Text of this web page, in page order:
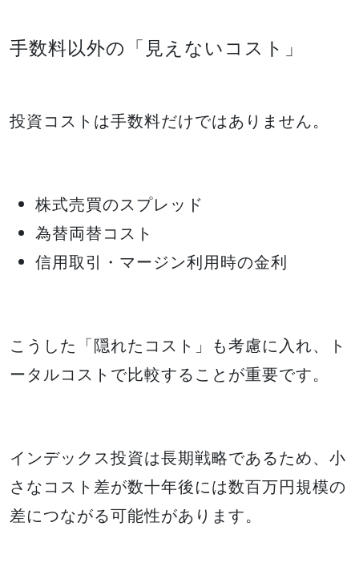
手数料以外の「見えないコスト」
投資コストは手数料だけではありません。
株式売買のスプレッド
為替両替コスト
信用取引・マージン利用時の金利
こうした「隠れたコスト」も考慮に入れ、ト
ータルコストで比較することが重要です。
インデックス投資は長期戦略であるため、小
さなコスト差が数十年後には数百万円規模の
差につながる可能性があります。